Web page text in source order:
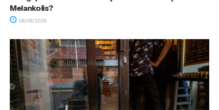
Melankolis?
08/06/2026